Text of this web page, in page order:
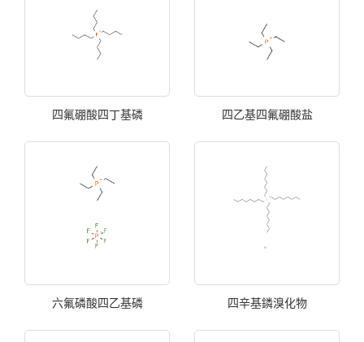
四氟硼酸四丁基磷 四乙基四氟硼酸盐
六氟磷酸四乙基磷 四辛基鏻溴化物